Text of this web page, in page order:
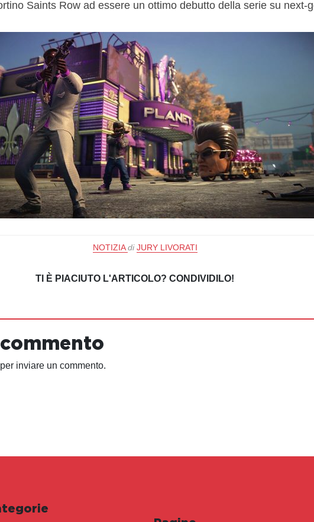
Saints Row ad essere un ottimo debutto della serie su next-
NOTIZIA di JURY LIVORATI
TI È PIACIUTO L'ARTICOLO? CONDIVIDILO!
inviare un commento.